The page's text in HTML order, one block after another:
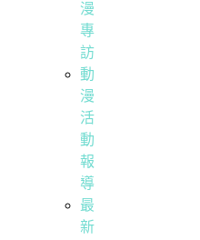
漫
專
訪
動
漫
活
動
報
導
最
新